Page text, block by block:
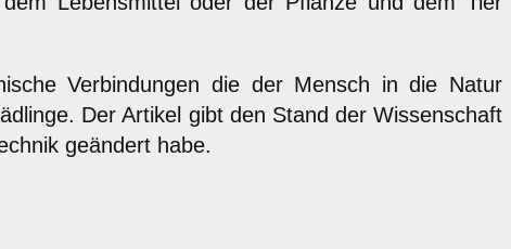
Verbindungen die der Mensch in die Natur
Der Artikel gibt den Stand der Wissenschaft
geändert habe.